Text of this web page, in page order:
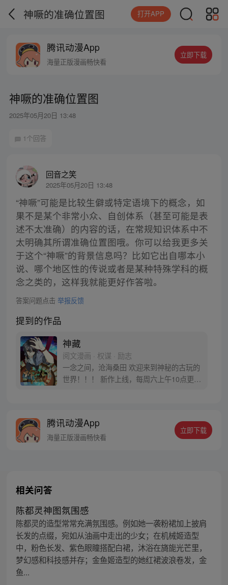
神噘的准确位置图 打开APP
腾讯动漫App
海量正版漫画畅快看
立即下载
神噘的准确位置图
2025年05月20日 13:48
1个回答
回音之笑
2025年05月20日 13:48
“神噘”可能是比较生僻或特定语境下的概念，如
果不是某个非常小众、自创体系（甚至可能是表
述不太准确）的内容的话，在常规知识体系中不
太明确其所谓准确位置图哦。你可以给我更多关
于这个“神噘”的背景信息吗？比如它出自哪本小
说、哪个地区性的传说或者是某种特殊学科的概
念之类的，这样我就能更好作答啦。
答案问题点击 举报反馈
提到的作品
神藏
阅文漫画 · 权谋 · 励志
一念之间，沧海桑田 欢迎来到神秘的古玩的
世界！！！ 新作上线，每周六上午10点更
腾讯动漫App
海量正版漫画畅快看
立即下载
相关问答
陈都灵神图氛围感
陈都灵的造型常常充满氛围感。例如她一袭粉裙加上披肩
长发的点缀，宛如从油画中走出的少女；在机械姬造型
中，粉色长发、紫色眼瞳搭配白裙，沐浴在旖旎光芒里，
梦幻感和科技感并存；金鱼姬造型的她红裙波浪卷发，金
鱼...